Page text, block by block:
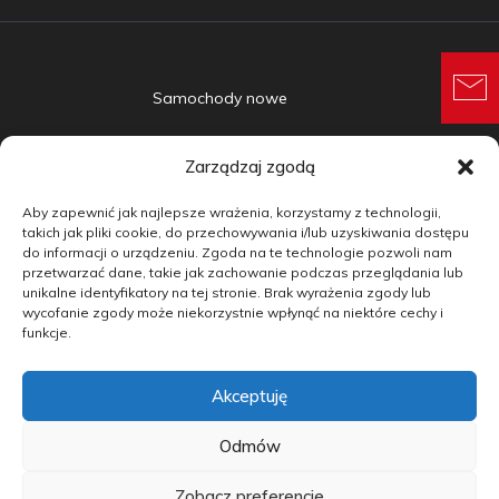
Zarządzaj zgodą
Aby zapewnić jak najlepsze wrażenia, korzystamy z technologii,
takich jak pliki cookie, do przechowywania i/lub uzyskiwania dostępu
do informacji o urządzeniu. Zgoda na te technologie pozwoli nam
przetwarzać dane, takie jak zachowanie podczas przeglądania lub
unikalne identyfikatory na tej stronie. Brak wyrażenia zgody lub
wycofanie zgody może niekorzystnie wpłynąć na niektóre cechy i
funkcje.
Akceptuję
Odmów
Samochody nowe
Samochody używane
Doradztwo
Finansowanie
Kontakt
copyright by carmotive.pl 2026©